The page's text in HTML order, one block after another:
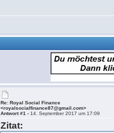
Re: Royal Social Finance
<royalsocialfinance87@gmail.com>
Antwort #1 - 14. September 2017 um 17:09
Zitat: